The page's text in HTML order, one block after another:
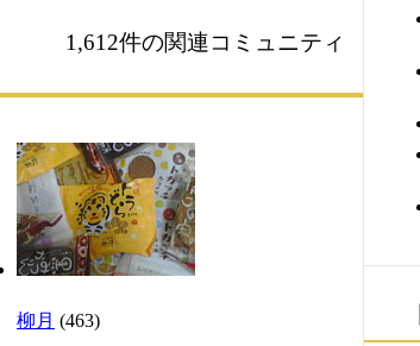
1,612件の関連コミュニティ
柳月 (463)